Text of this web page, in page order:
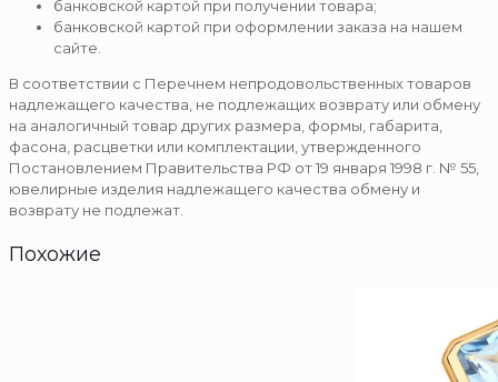
банковской картой при получении товара;
банковской картой при оформлении заказа на нашем
сайте.
В соответствии с Перечнем непродовольственных товаров
надлежащего качества, не подлежащих возврату или обмену
на аналогичный товар других размера, формы, габарита,
фасона, расцветки или комплектации, утвержденного
Постановлением Правительства РФ от 19 января 1998 г. № 55,
ювелирные изделия надлежащего качества обмену и
возврату не подлежат.
Похожие